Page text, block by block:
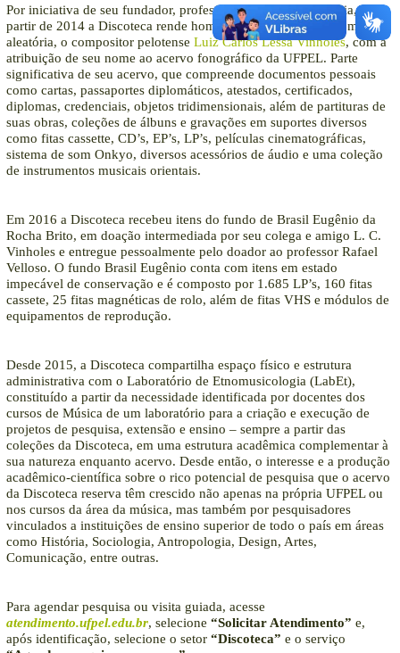
Por iniciativa de seu fundador, professor Mario de Souza Maia, a
partir de 2014 a Discoteca rende homenagem ao pioneiro da música
aleatória, o compositor pelotenseLuiz Carlos Lessa Vinholes, com a
atribuição de seu nome ao acervo fonográfico da UFPEL. Parte
significativa de seu acervo, que compreende documentos pessoais
como cartas, passaportes diplomáticos, atestados, certificados,
diplomas, credenciais, objetos tridimensionais, além de partituras de
suas obras, coleções de álbuns e gravações em suportes diversos
como fitas cassette, CD’s, EP’s, LP’s, películas cinematográficas,
sistema de som Onkyo, diversos acessórios de áudio e uma coleção
de instrumentos musicais orientais.
Em 2016 a Discoteca recebeu itens do fundo de Brasil Eugênio da
Rocha Brito, em doação intermediada por seu colega e amigo L. C.
Vinholes e entregue pessoalmente pelo doador ao professor Rafael
Velloso. O fundo Brasil Eugênio conta com itens em estado
impecável de conservação e é composto por 1.685 LP’s, 160 fitas
cassete, 25 fitas magnéticas de rolo, além de fitas VHS e módulos de
equipamentos de reprodução.
Desde 2015, a Discoteca compartilha espaço físico e estrutura
administrativa com o Laboratório de Etnomusicologia (LabEt),
constituído a partir da necessidade identificada por docentes dos
cursos de Música de um laboratório para a criação e execução de
projetos de pesquisa, extensão e ensino – sempre a partir das
coleções da Discoteca, em uma estrutura acadêmica complementar à
sua natureza enquanto acervo. Desde então, o interesse e a produção
acadêmico-científica sobre o rico potencial de pesquisa que o acervo
da Discoteca reserva têm crescido não apenas na própria UFPEL ou
nos cursos da área da música, mas também por pesquisadores
vinculados a instituições de ensino superior de todo o país em áreas
como História, Sociologia, Antropologia, Design, Artes,
Comunicação, entre outras.
Para agendar pesquisa ou visita guiada, acesse
atendimento.ufpel.edu.br, selecione“Solicitar Atendimento” e,
após identificação, selecione o setor“Discoteca” e o serviço